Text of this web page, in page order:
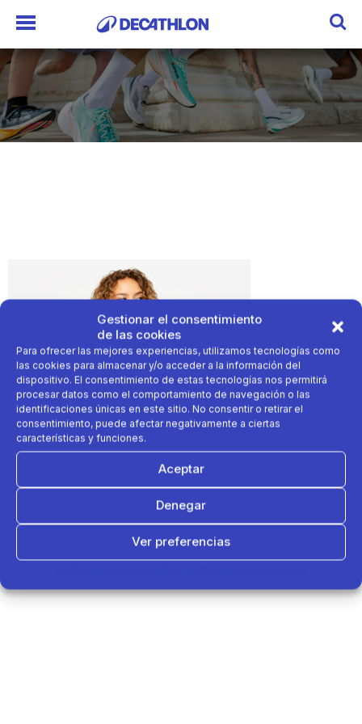
Gestionar el consentimiento
de las cookies
Para ofrecer las mejores experiencias, utilizamos tecnologías como
las cookies para almacenar y/o acceder a la información del
dispositivo. El consentimiento de estas tecnologías nos permitirá
procesar datos como el comportamiento de navegación o las
identificaciones únicas en este sitio. No consentir o retirar el
consentimiento, puede afectar negativamente a ciertas
características y funciones.
Aceptar
Denegar
Ver preferencias